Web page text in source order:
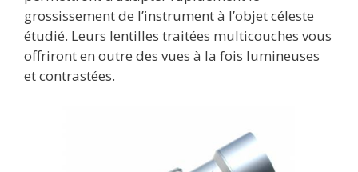
grossissement de l’instrument à l’objet céleste
étudié. Leurs lentilles traitées multicouches vous
offriront en outre des vues à la fois lumineuses
et contrastées.